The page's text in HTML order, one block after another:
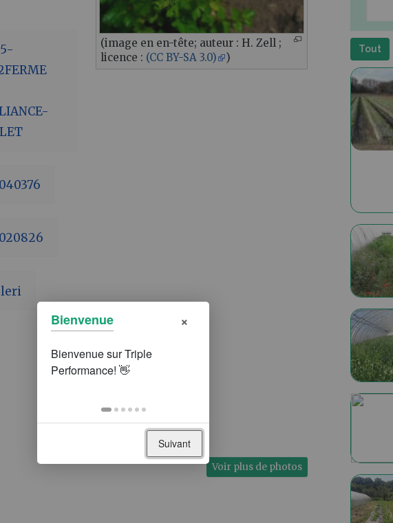
(image en en-tête; auteur : H. Zell ;
licence : (CC BY-SA 3.0) )
Voir plus de photos
Tout
Bienvenue ×
Suivant